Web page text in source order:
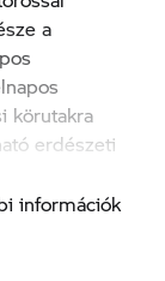
a
körutakra
erdészeti
információk